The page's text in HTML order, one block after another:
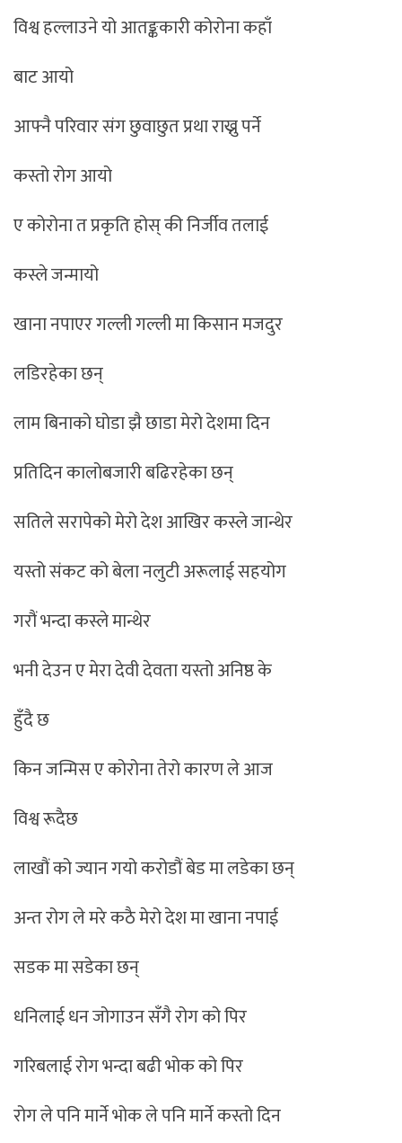
विश्व हल्लाउने यो आतङ्ककारी कोरोना कहाँ
बाट आयो
आफ्नै परिवार संग छुवाछुत प्रथा राख्नु पर्ने
कस्तो रोग आयो
ए कोरोना त प्रकृति होस् की निर्जीव तलाई
कस्ले जन्मायो
खाना नपाएर गल्ली गल्ली मा किसान मजदुर
लडिरहेका छन्
लाम बिनाको घोडा झै छाडा मेरो देशमा दिन
प्रतिदिन कालोबजारी बढिरहेका छन्
सतिले सरापेको मेरो देश आखिर कस्ले जान्थेर
यस्तो संकट को बेला नलुटी अरूलाई सहयोग
गरौं भन्दा कस्ले मान्थेर
भनी देउन ए मेरा देवी देवता यस्तो अनिष्ठ के
हुँदै छ
किन जन्मिस ए कोरोना तेरो कारण ले आज
विश्व रूदैछ
लाखौं को ज्यान गयो करोडौं बेड मा लडेका छन्
अन्त रोग ले मरे कठै मेरो देश मा खाना नपाई
सडक मा सडेका छन्
धनिलाई धन जोगाउन सँगै रोग को पिर
गरिबलाई रोग भन्दा बढी भोक को पिर
रोग ले पनि मार्ने भोक ले पनि मार्ने कस्तो दिन